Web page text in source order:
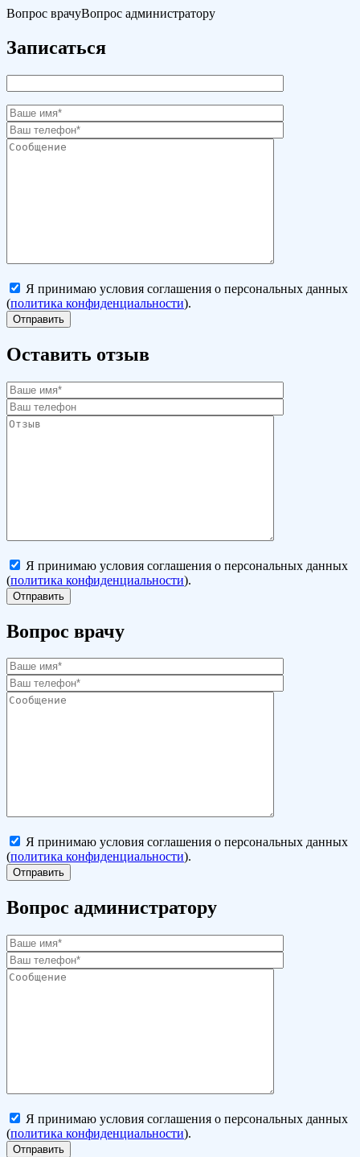
Вопрос врачуВопрос администратору
Записаться
Я принимаю условия соглашения о персональных данных
(политика конфиденциальности).
Оставить отзыв
Я принимаю условия соглашения о персональных данных
(политика конфиденциальности).
Вопрос врачу
Я принимаю условия соглашения о персональных данных
(политика конфиденциальности).
Вопрос администратору
Я принимаю условия соглашения о персональных данных
(политика конфиденциальности).